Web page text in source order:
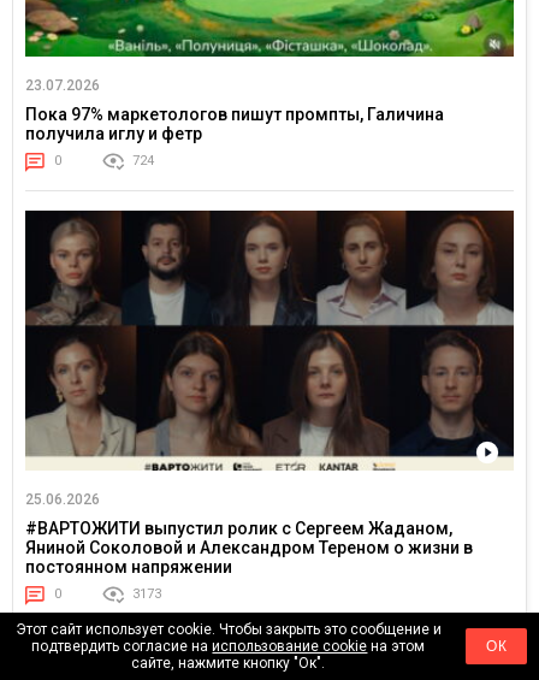
23.07.2026
Пока 97% маркетологов пишут промпты, Галичина
получила иглу и фетр
0 724
25.06.2026
#ВАРТОЖИТИ выпустил ролик с Сергеем Жаданом,
Яниной Соколовой и Александром Тереном о жизни в
постоянном напряжении
0 3173
Этот сайт использует cookie. Чтобы закрыть это сообщение и
подтвердить согласие наиспользование cookie на этом
сайте, нажмите кнопку "Ок".
ОК